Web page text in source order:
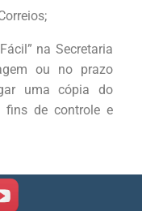
na Secretaria
ou no prazo
uma cópia do
fins de controle e